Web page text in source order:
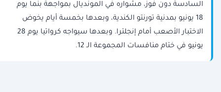
السادسة دون فوز، مشواره في المونديال بمواجهة بنما يوم
18 يونيو بمدنية تورنتو الكندية، وبعدها بخمسة أيام يخوض
الاختبار الأصعب أمام إنجلترا. وبعدها سيواجه كرواتيا يوم 28
يونيو في ختام منافسات المجموعة الـ 12.